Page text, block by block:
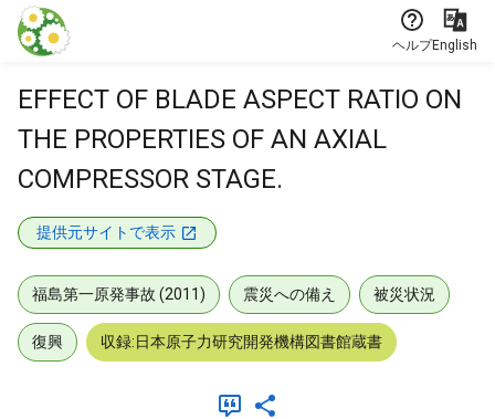
本文に飛ぶ
ヘルプEnglish
EFFECT OF BLADE ASPECT RATIO ON
THE PROPERTIES OF AN AXIAL
COMPRESSOR STAGE.
提供元サイトで表示
福島第一原発事故 (2011) 震災への備え 被災状況
復興 収録:日本原子力研究開発機構図書館蔵書